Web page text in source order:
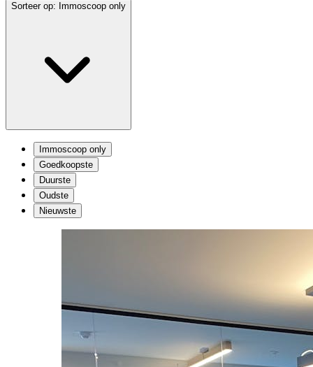
Sorteer op: Immoscoop only
Immoscoop only
Goedkoopste
Duurste
Oudste
Nieuwste